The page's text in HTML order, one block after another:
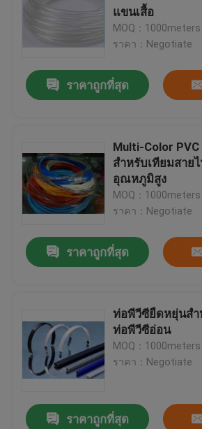
เกี่ยวกับเรา
ทัวร์โรงงาน
ติดต่อเรา
ขอใบเสนอราคา
ท่อพีวีซียืดหยุ่น
ท่ออ่อนลูกฟูก
PET ขยายถักเปีย
แขนเสื้อ
MOQ：1000meters
ราคา：Negotiate
ราคาถูกที่สุด
Multi-Color
สำหรับเทียมสาย
อุณหภูมิสูง
MOQ：1000meters
ราคา：Negotiate
ราคาถูกที่สุด
ท่อพีวีซียืดหยุ่นส
ท่อพีวีซีอ่อน
MOQ：1000meters
ราคา：Negotiate
ราคาถูกที่สุด